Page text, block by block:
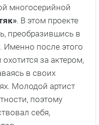
многосерийной
. В этом проекте
преобразившись в
Именно после этого
за актером,
в своих
Молодой артист
поэтому
себя,